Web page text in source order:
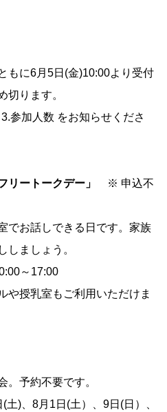
もに6月5日(金)10:00より受付
切ります。
参加人数 をお知らせくださ
リートークデー」
※ 申込不
でお話しできる日です。家族
しましょう。
～17:00
や授乳室もご利用いただけま
。予約不要です。
土)、8月1日(土）、9日(日）、